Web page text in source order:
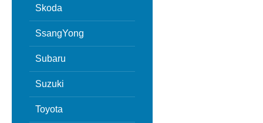
Skoda
SsangYong
Subaru
Suzuki
Toyota